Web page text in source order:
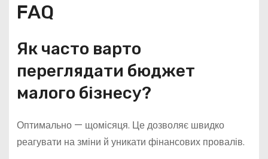
FAQ
Як часто варто
переглядати бюджет
малого бізнесу?
Оптимально — щомісяця. Це дозволяє швидко
реагувати на зміни й уникати фінансових провалів.